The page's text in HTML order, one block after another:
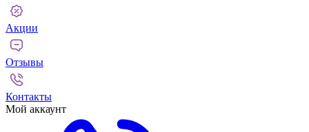
Акции
Отзывы
Контакты
Мой аккаунт